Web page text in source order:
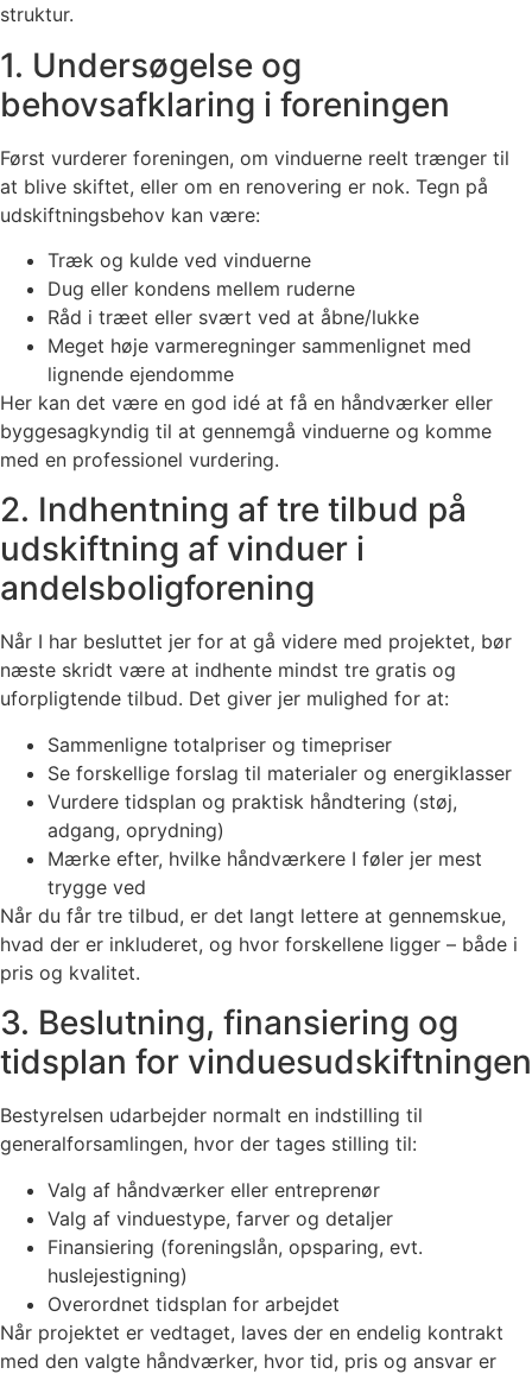
struktur.
1. Undersøgelse og
behovsafklaring i foreningen
Først vurderer foreningen, om vinduerne reelt trænger til
at blive skiftet, eller om en renovering er nok. Tegn på
udskiftningsbehov kan være:
Træk og kulde ved vinduerne
Dug eller kondens mellem ruderne
Råd i træet eller svært ved at åbne/lukke
Meget høje varmeregninger sammenlignet med
lignende ejendomme
Her kan det være en god idé at få en håndværker eller
byggesagkyndig til at gennemgå vinduerne og komme
med en professionel vurdering.
2. Indhentning af tre tilbud på
udskiftning af vinduer i
andelsboligforening
Når I har besluttet jer for at gå videre med projektet, bør
næste skridt være at indhente mindst tre gratis og
uforpligtende tilbud. Det giver jer mulighed for at:
Sammenligne totalpriser og timepriser
Se forskellige forslag til materialer og energiklasser
Vurdere tidsplan og praktisk håndtering (støj,
adgang, oprydning)
Mærke efter, hvilke håndværkere I føler jer mest
trygge ved
Når du får tre tilbud, er det langt lettere at gennemskue,
hvad der er inkluderet, og hvor forskellene ligger – både i
pris og kvalitet.
3. Beslutning, finansiering og
tidsplan for vinduesudskiftningen
Bestyrelsen udarbejder normalt en indstilling til
generalforsamlingen, hvor der tages stilling til:
Valg af håndværker eller entreprenør
Valg af vinduestype, farver og detaljer
Finansiering (foreningslån, opsparing, evt.
huslejestigning)
Overordnet tidsplan for arbejdet
Når projektet er vedtaget, laves der en endelig kontrakt
med den valgte håndværker, hvor tid, pris og ansvar er